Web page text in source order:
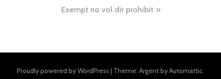
Exempt no vol dir prohibit
Proudly powered by WordPress | Theme: Argent byAutomattic.